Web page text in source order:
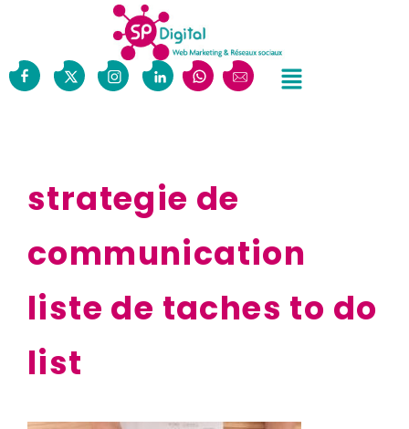
strategie de
communication
liste de taches to do
list